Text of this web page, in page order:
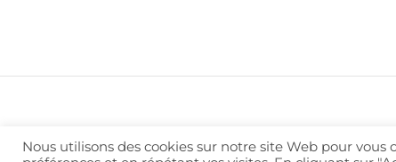
Nous utilisons des cookies sur notre site Web pour